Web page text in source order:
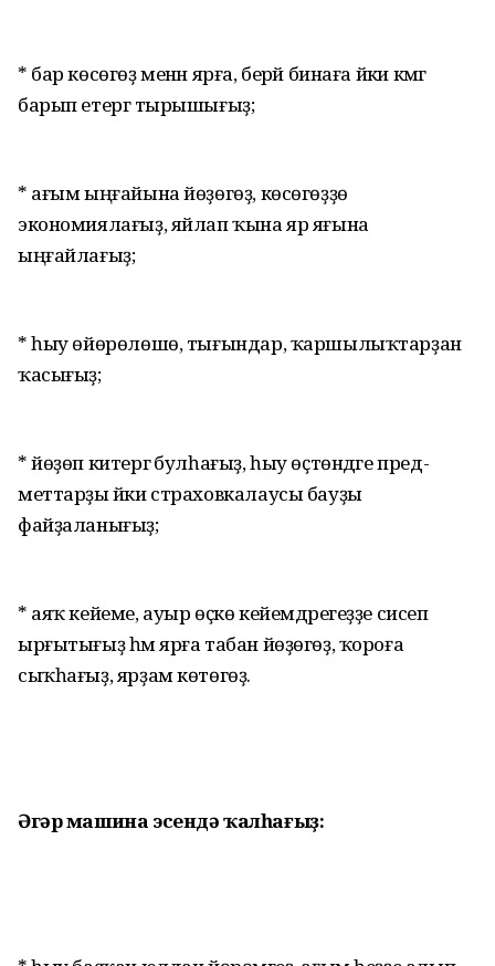
* бар көсөгөҙ менән ярға, берәй бинаға йәки кәмәгә
барып етергә тырышығыҙ;
* ағым ыңғайына йөҙөгөҙ, көсө­гөҙҙө
экономиялағыҙ, яйлап ҡына яр яғына
ыңғайлағыҙ;
* һыу өйөрөлөшө, тығындар, ҡаршылыҡтарҙан
ҡасығыҙ;
* йөҙөп китергә булһағыҙ, һыу өҫтөндәге пред­
меттарҙы йәки страховкалаусы бауҙы
файҙаланығыҙ;
* аяҡ кейеме, ауыр өҫкө ке­йем­дәрегеҙҙе сисеп
ырғытығыҙ һәм ярға табан йөҙөгөҙ, ҡороға
сыҡһағыҙ, ярҙам көтөгөҙ.
Әгәр машина эсендә ҡалһағыҙ: